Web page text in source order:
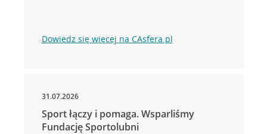
Dowiedz się więcej na CAsfera.pl
31.07.2026
Sport łączy i pomaga. Wsparliśmy
Fundację Sportolubni